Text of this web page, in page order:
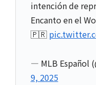
intención de
Encanto en el
🇵🇷
— MLB Español
9, 2025